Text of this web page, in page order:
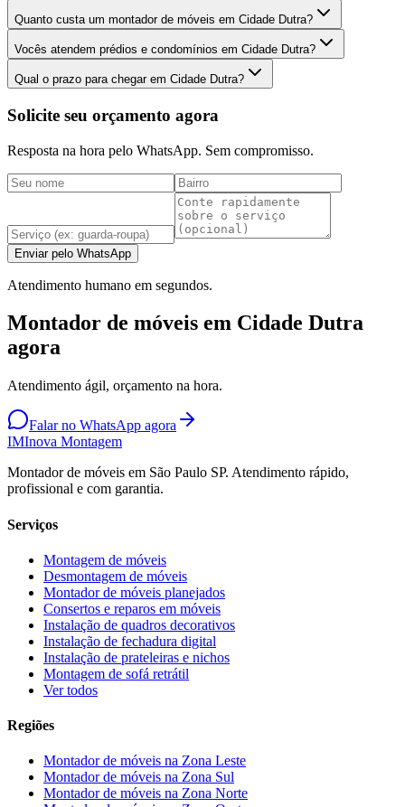
Quanto custa um montador de móveis em Cidade Dutra?
Vocês atendem prédios e condomínios em Cidade Dutra?
Qual o prazo para chegar em Cidade Dutra?
Solicite seu orçamento agora
Resposta na hora pelo WhatsApp. Sem compromisso.
Enviar pelo WhatsApp
Atendimento humano em segundos.
Montador de móveis em Cidade Dutra
agora
Atendimento ágil, orçamento na hora.
Falar no WhatsApp agora
IMInova Montagem
Montador de móveis em São Paulo SP. Atendimento rápido,
profissional e com garantia.
Serviços
Montagem de móveis
Desmontagem de móveis
Montador de móveis planejados
Consertos e reparos em móveis
Instalação de quadros decorativos
Instalação de fechadura digital
Instalação de prateleiras e nichos
Montagem de sofá retrátil
Ver todos
Regiões
Montador de móveis na Zona Leste
Montador de móveis na Zona Sul
Montador de móveis na Zona Norte